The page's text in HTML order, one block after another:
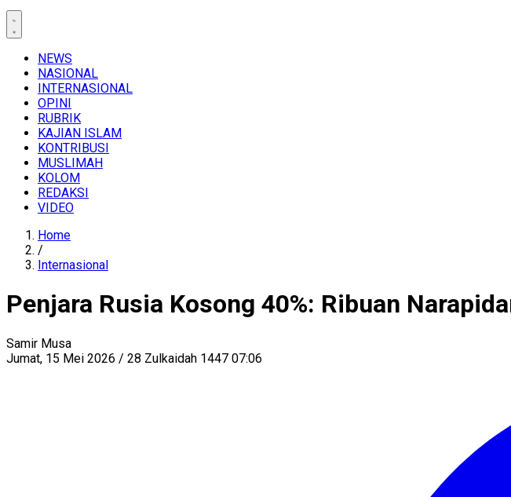
NEWS
NASIONAL
INTERNASIONAL
OPINI
RUBRIK
KAJIAN ISLAM
KONTRIBUSI
MUSLIMAH
KOLOM
REDAKSI
VIDEO
Home
/
Internasional
Penjara Rusia Kosong 40%: Ribuan
Samir Musa
Jumat, 15 Mei 2026 / 28 Zulkaidah 1447 07:06